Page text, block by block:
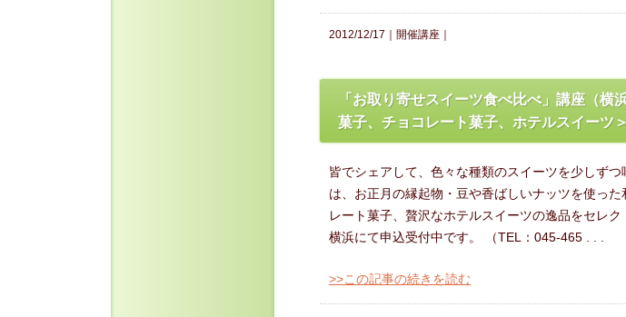
2012/12/17｜ 開催講座
「お取り寄せスイーツ食べ比べ」講座（
菓子、チョコレート菓子、ホテルスイーツ＞
皆でシェアして、色々な種類のスイーツを少しず
は、お正月の縁起物・豆や香ばしいナッツを使っ
レート菓子、贅沢なホテルスイーツの逸品をセレ
横浜にて申込受付中です。 （TEL：045-465 . . .
>>この記事の続きを読む